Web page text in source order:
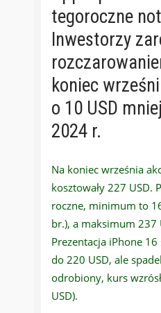
tegoroczne
Inwestorzy
koniec
o 10 USD
2024 r.
Na koniec września
kosztowały 227 USD.
roczne, minimum to
br.), a maksimum 237
Prezentacja iPhone
do 220 USD, ale
odrobiony, kurs
USD).